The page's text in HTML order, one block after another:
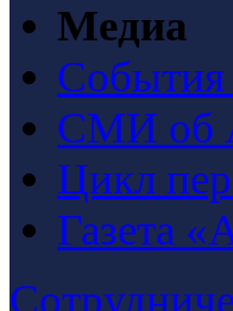
Медиа
События
СМИ об
Цикл
Газета